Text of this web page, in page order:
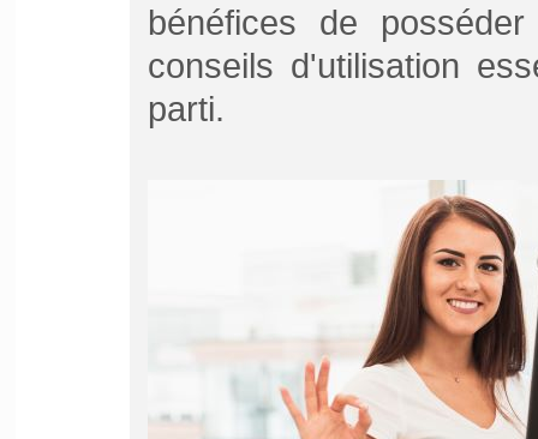
bénéfices de
conseils d'utilisation
parti.